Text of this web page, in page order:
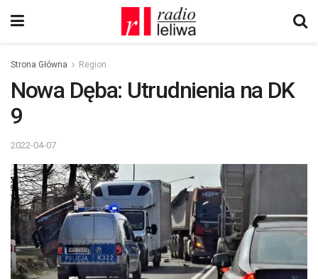
Strona Główna Region
Nowa Dęba: Utrudnienia na DK
9
2022-04-07